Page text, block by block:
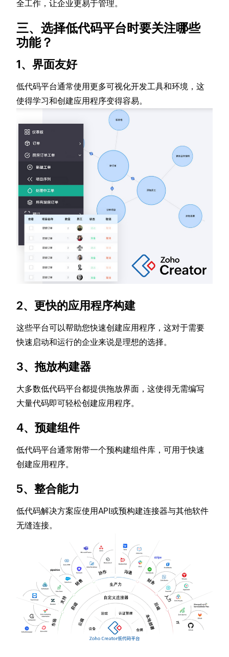
全工作，让企业更易于管理。
三、选择低代码平台时要关注哪些
功能？
1、界面友好
低代码平台通常使用更多可视化开发工具和环境，这
使得学习和创建应用程序变得容易。
2、更快的应用程序构建
这些平台可以帮助您快速创建应用程序，这对于需要
快速启动和运行的企业来说是理想的选择。
3、拖放构建器
大多数低代码平台都提供拖放界面，这使得无需编写
大量代码即可轻松创建应用程序。
4、预建组件
低代码平台通常附带一个预构建组件库，可用于快速
创建应用程序。
5、整合能力
低代码解决方案应使用API或预构建连接器与其他软件
无缝连接。